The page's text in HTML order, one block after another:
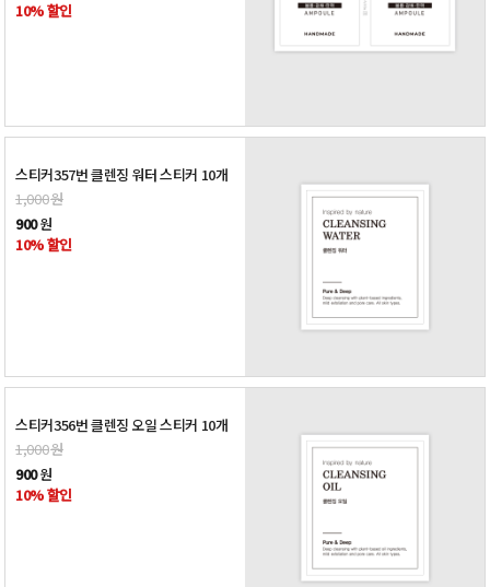
10% 할인
스티커357번 클렌징 워터 스티커 10개
1,000원
900원
10% 할인
스티커356번 클렌징 오일 스티커 10개
1,000원
900원
10% 할인